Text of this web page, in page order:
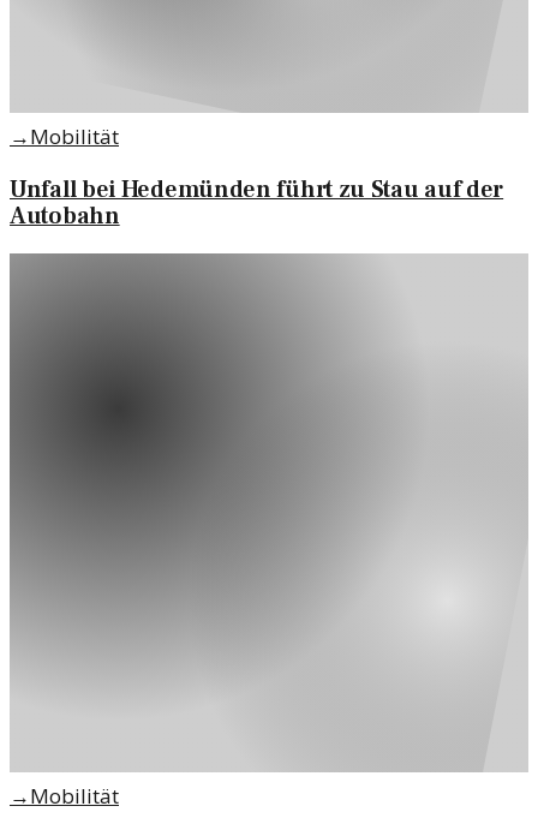
→Mobilität
Unfall bei Hedemünden führt zu Stau auf der
Autobahn
→Mobilität